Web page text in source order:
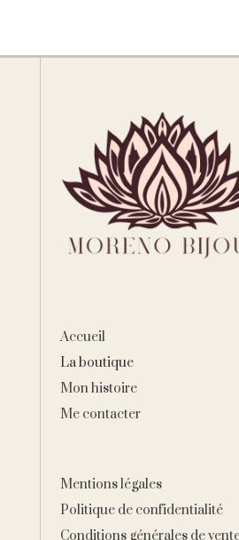
Accueil
La boutique
Mon histoire
Me contacter
Mentions légales
Politique de confidentialité
Conditions générales de